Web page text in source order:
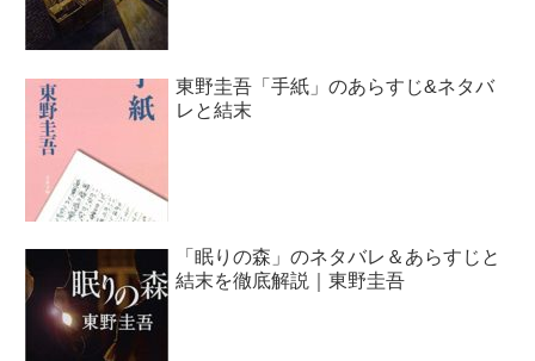
東野圭吾「手紙」のあらすじ&ネタバ
レと結末
「眠りの森」のネタバレ＆あらすじと
結末を徹底解説｜東野圭吾